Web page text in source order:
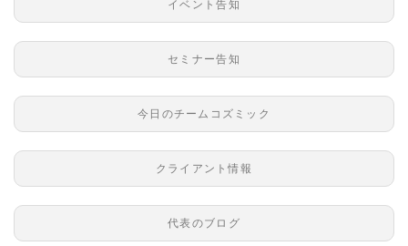
イベント告知
セミナー告知
今日のチームコズミック
クライアント情報
代表のブログ